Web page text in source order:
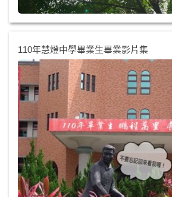
110年慧燈中學畢業生畢業影片集